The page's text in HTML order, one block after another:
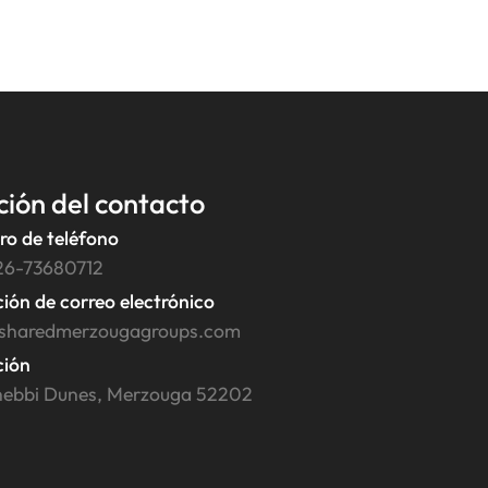
del contacto
de teléfono
73680712
de correo electrónico
Dunes, Merzouga 52202